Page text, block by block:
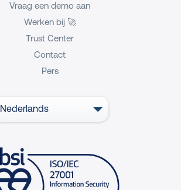
Vraag een demo aan
Werken bij 🚀
Trust Center
Contact
Pers
Nederlands